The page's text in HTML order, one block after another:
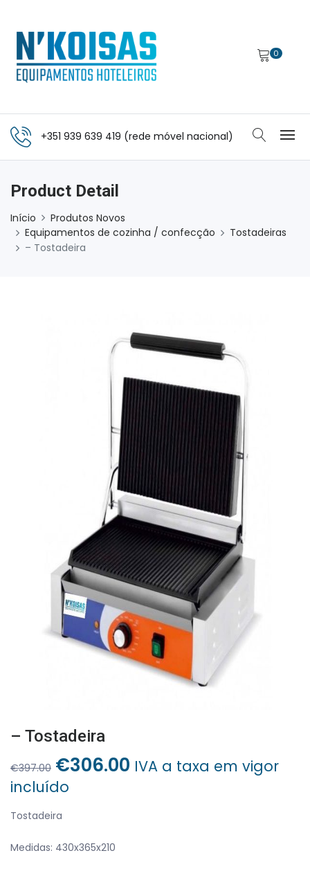
0
+351 939 639 419 (rede móvel nacional)
Product Detail
Início
Produtos Novos
Equipamentos de cozinha / confecção
Tostadeiras
– Tostadeira
– Tostadeira
€397.00 O
preço
original
era:
€306.00 O
IVA a taxa em vigor
incluído
Tostadeira
Medidas: 430x365x210